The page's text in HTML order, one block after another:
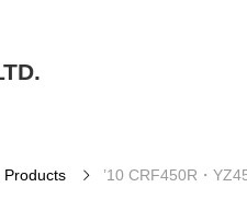
Products ’10 CRF450R・